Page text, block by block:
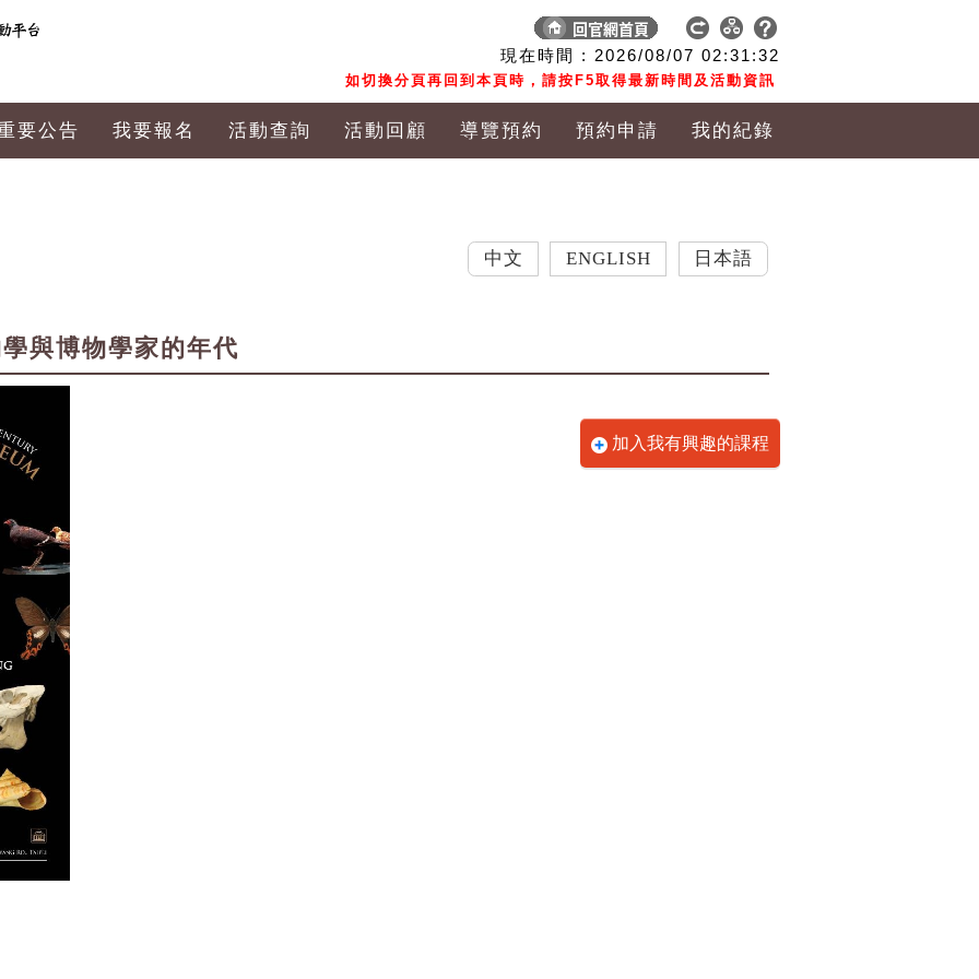
現在時間 : 2026/08/07 02:31:33
如切換分頁再回到本頁時，請按F5取得最新時間及活動資訊
要公告 我要報名 活動查詢 活動回顧 導覽預約 預約申請 我的紀錄
ENGLISH 日本語
與博物學家的年代
加入我有興趣的課程